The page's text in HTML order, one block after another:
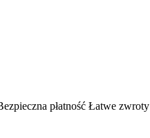
płatność Łatwe zwroty